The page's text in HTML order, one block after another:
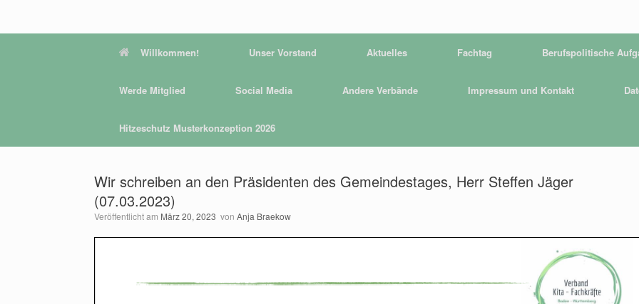
Willkommen! Unser Vorstand Aktuelles Fachtag Berufspolitische
Werde Mitglied Social Media Andere Verbände Impressum und Kontakt
Hitzeschutz Musterkonzeption 2026
Wir schreiben an den Präsidenten des Gemeindestages, Herr Steffen Jäger
(07.03.2023)
Veröffentlicht am März 20, 2023 von Anja Braekow